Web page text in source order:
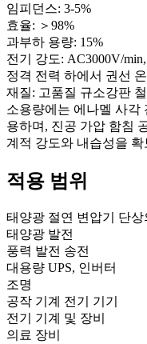
임피던스: 3-5%
효율: ＞98%
과부하 용량: 15%
전기 강도: AC3000V/
정격 전력 하에서 권선
재질: 고품질 규소강판
소용량에는 에나멜 사각
용하며, 진공 가압 함침
계적 강도와 내습성을 확
적용 범위
태양광 절연 변압기 단상
태양광 발전
풍력 발전 송전
대용량 UPS, 인버터
조명
공작 기계 전기 기기
전기 기계 및 장비
의료 장비